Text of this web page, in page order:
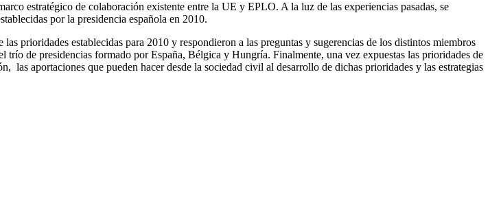
estratégico de colaboración existente entre la UE y EPLO. A la luz de las experiencias pasadas, se
por la presidencia española en 2010.
prioridades establecidas para 2010 y respondieron a las preguntas y sugerencias de los distintos miembros
de presidencias formado por España, Bélgica y Hungría. Finalmente, una vez expuestas las prioridades de
las aportaciones que pueden hacer desde la sociedad civil al desarrollo de dichas prioridades y las estrategias